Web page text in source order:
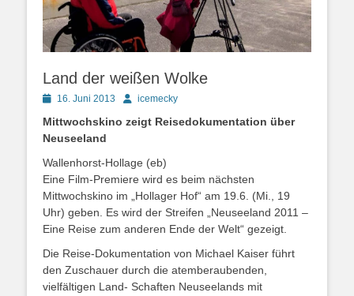
Land der weißen Wolke
Posted16. Juni 2013 Autoricemecky
Mittwochskino zeigt Reisedokumentation über
Neuseeland
Wallenhorst-Hollage (eb)
Eine Film-Premiere wird es beim nächsten
Mittwochskino im „Hollager Hof“ am 19.6. (Mi., 19
Uhr) geben. Es wird der Streifen „Neuseeland 2011 –
Eine Reise zum anderen Ende der Welt“ gezeigt.
Die Reise-Dokumentation von Michael Kaiser führt
den Zuschauer durch die atemberaubenden,
vielfältigen Land- Schaften Neuseelands mit